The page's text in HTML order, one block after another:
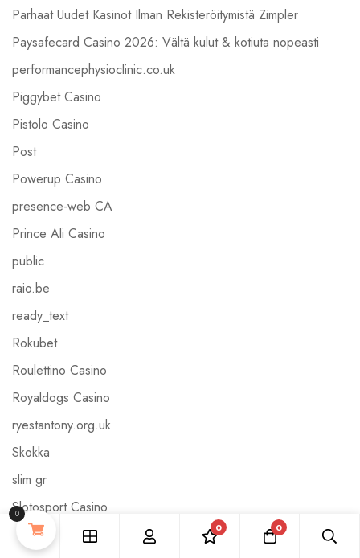
Parhaat Uudet Kasinot Ilman Rekisteröitymistä Zimpler
Paysafecard Casino 2026: Vältä kulut & kotiuta nopeasti
performancephysioclinic.co.uk
Piggybet Casino
Pistolo Casino
Post
Powerup Casino
presence-web CA
Prince Ali Casino
public
raio.be
ready_text
Rokubet
Roulettino Casino
Royaldogs Casino
ryestantony.org.uk
Skokka
slim gr
Slotosport Casino
Slots Online & Máquinas
0 0
0